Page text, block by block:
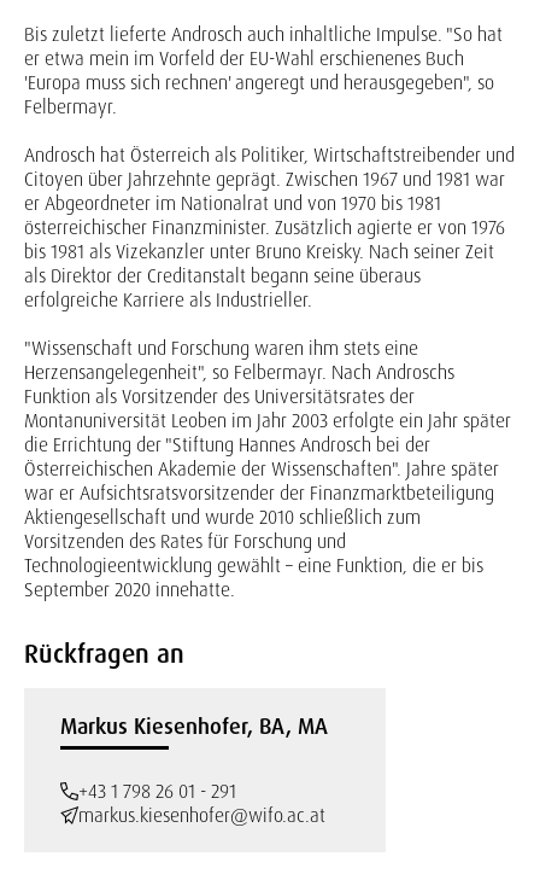
Bis zuletzt lieferte Androsch auch inhaltliche Impulse. "So hat
er etwa mein im Vorfeld der EU-Wahl erschienenes Buch
'Europa muss sich rechnen' angeregt und herausgegeben", so
Felbermayr.
Androsch hat Österreich als Politiker, Wirtschaftstreibender und
Citoyen über Jahrzehnte geprägt. Zwischen 1967 und 1981 war
er Abgeordneter im Nationalrat und von 1970 bis 1981
österreichischer Finanzminister. Zusätzlich agierte er von 1976
bis 1981 als Vizekanzler unter Bruno Kreisky. Nach seiner Zeit
als Direktor der Creditanstalt begann seine überaus
erfolgreiche Karriere als Industrieller.
"Wissenschaft und Forschung waren ihm stets eine
Herzensangelegenheit", so Felbermayr. Nach Androschs
Funktion als Vorsitzender des Universitätsrates der
Montanuniversität Leoben im Jahr 2003 erfolgte ein Jahr später
die Errichtung der "Stiftung Hannes Androsch bei der
Österreichischen Akademie der Wissenschaften". Jahre später
war er Aufsichtsratsvorsitzender der Finanzmarktbeteiligung
Aktiengesellschaft und wurde 2010 schließlich zum
Vorsitzenden des Rates für Forschung und
Technologieentwicklung gewählt – eine Funktion, die er bis
September 2020 innehatte.
Rückfragen an
Markus Kiesenhofer, BA, MA
+43 1 798 26 01 - 291
markus.kiesenhofer@wifo.ac.at